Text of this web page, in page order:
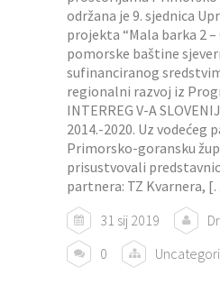
održana je 9. sjednica
projekta “Mala barka 2 –
pomorske baštine
sufinanciranog
regionalni razvoj iz
INTERREG V-A
2014.-2020. Uz vodećeg
Primorsko-goransku
prisustvovali
partnera: TZ Kvarnera,
31 sij 2019
0